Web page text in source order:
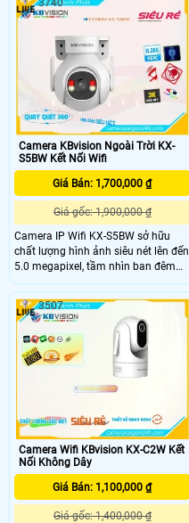
đàm thoại 2 chiều, hồng ngoại 30m
full color, còi hú và đèn chớp báo
động hiệu quả. Hỗ trợ khe thẻ nhớ
lên đến 256GB, kết nối POE tiện lợi,
camera KX-S3P là lựa chọn giá rẻ,
chất lượng cao cho mọi không gian.
Camera KBvision Ngoài Trời KX-
S5BW Kết Nối Wifi
Giá Bán: 1,700,000 ₫
Giá gốc: 1,900,000 ₫
Camera IP Wifi KX-S5BW sở hữu
chất lượng hình ảnh siêu nét lên đến
5.0 megapixel, tầm nhìn ban đêm
với đèn trợ sáng Full Color 30m,
công nghệ chống ngược sáng
DWDR, khả năng quay xoay 360 và
chống nước IP67 giúp camera luôn
thu được hình ảnh sắc nét kể cả
trong điều kiện thiếu sáng và thời
Camera Wifi KBvision KX-C2W Kết
Nối Không Dây
Giá Bán: 1,100,000 ₫
Giá gốc: 1,400,000 ₫
3507